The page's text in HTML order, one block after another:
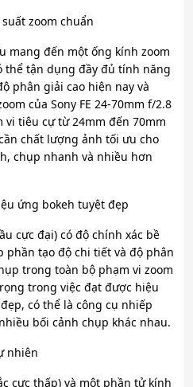
zoom chuẩn
mang đến một ống kính zoom
thể tận dụng đầy đủ tính năng
phân giải cao hiện nay và
của Sony FE 24-70mm f/2.8
tiêu cự từ 24mm đến 70mm
chất lượng ảnh tối ưu cho
chụp nhanh và nhiều hơn
ứng bokeh tuyệt đẹp
cực đại) có độ chính xác bề
phần tạo độ chi tiết và độ phân
trong toàn bộ phạm vi zoom
trong việc đạt được hiệu
có thể là công cụ nhiếp
bối cảnh chụp khác nhau.
nhiên
cực thấp) và một phần tử kính